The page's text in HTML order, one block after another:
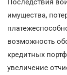
Последствия
имущества,
возможность
кредитных
увеличение